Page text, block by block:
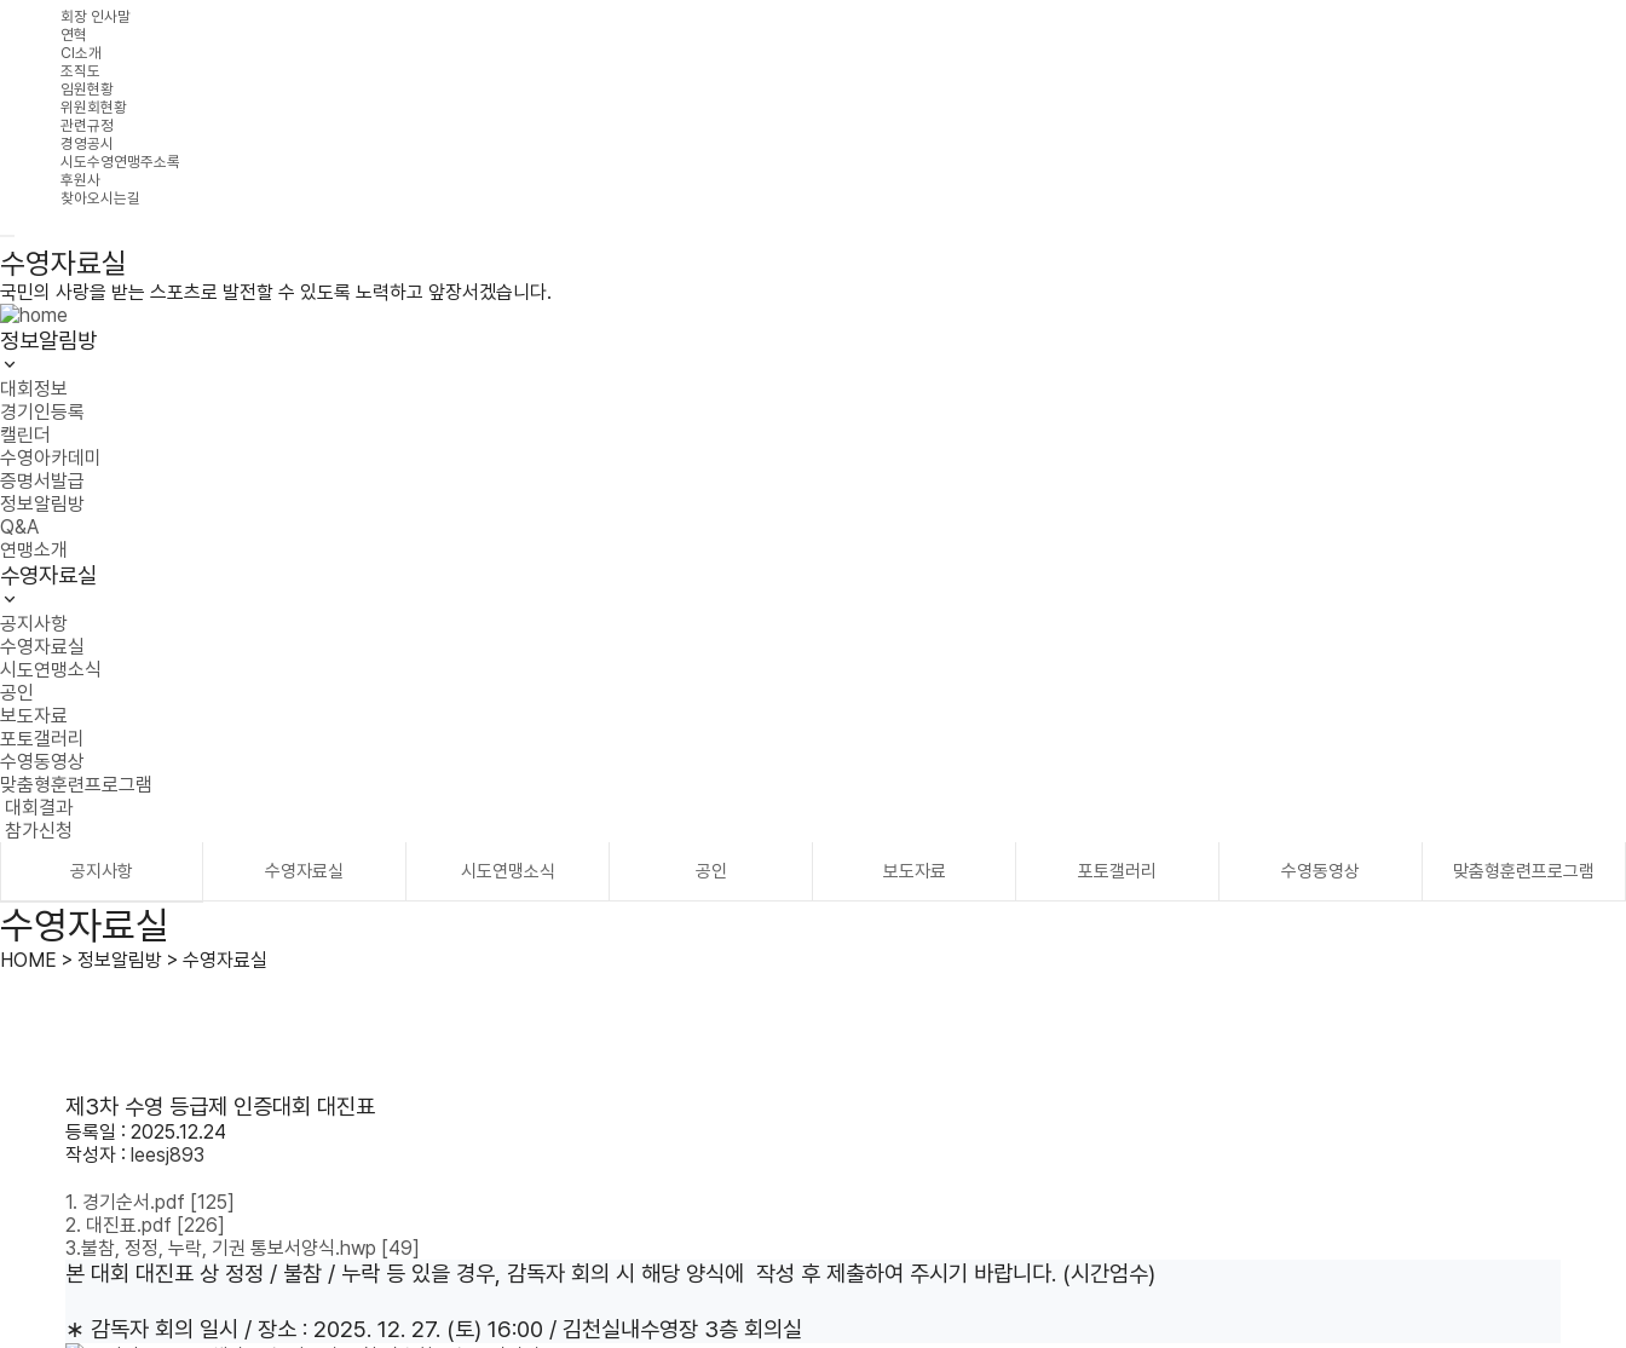
회장 인사말
연혁
CI소개
조직도
임원현황
위원회현황
관련규정
경영공시
시도수영연맹주소록
후원사
찾아오시는길
수영자료실
국민의 사랑을 받는 스포츠로 발전할 수 있도록 노력하고 앞장서겠습니다.
정보알림방
대회정보
경기인등록
캘린더
수영아카데미
증명서발급
정보알림방
Q&A
연맹소개
수영자료실
공지사항
수영자료실
시도연맹소식
공인
보도자료
포토갤러리
수영동영상
맞춤형훈련프로그램
대회결과
참가신청
공지사항 수영자료실 시도연맹소식 공인 보도자료 포토갤러리 수영동영상 맞춤형훈련프로그램
수영자료실
HOME > 정보알림방 > 수영자료실
제3차 수영 등급제 인증대회 대진표
등록일 : 2025.12.24
작성자 : leesj893
1. 경기순서.pdf [125]
2. 대진표.pdf [226]
3.불참, 정정, 누락, 기권 통보서양식.hwp [49]
본 대회 대진표 상 정정 / 불참 / 누락 등 있을 경우, 감독자 회의 시 해당 양식에 작성 후 제출하여 주시기 바랍니다. (시간엄수)
∗ 감독자 회의 일시 / 장소 : 2025. 12. 27. (토) 16:00 / 김천실내수영장 3층 회의실